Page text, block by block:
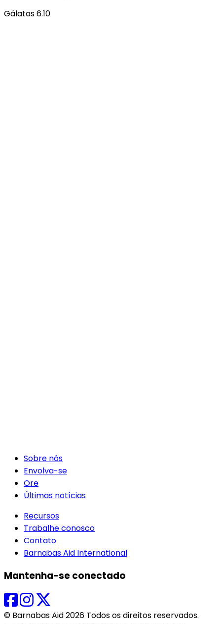
Gálatas 6.10
Sobre nós
Envolva-se
Ore
Últimas notícias
Recursos
Trabalhe conosco
Contato
Barnabas Aid International
Mantenha-se conectado
© Barnabas Aid 2026 Todos os direitos reservados.